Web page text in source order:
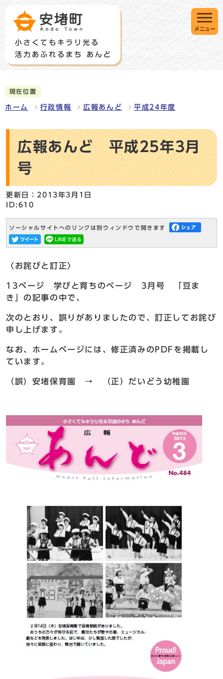
メニュー
現在位置
ホーム 行政情報 広報あんど 平成24年度
広報あんど 平成25年3月
号
更新日：2013年3月1日
ID:610
ソーシャルサイトへのリンクは別ウィンドウで開きます
〈お詫びと訂正〉
13ページ 学びと育ちのページ 3月号 「豆ま
き」の記事の中で、
次のとおり、誤りがありましたので、訂正してお詫び
申し上げます。
なお、ホームページには、修正済みのPDFを掲載し
ています。
（誤）安堵保育園 → （正）だいどう幼稚園